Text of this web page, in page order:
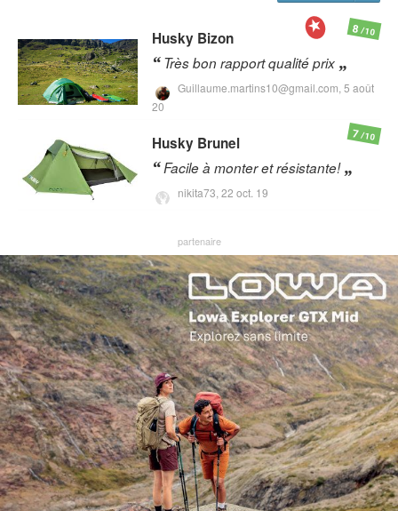
Husky Bizon
Très bon rapport qualité prix
Guillaume.martins10@gmail.com, 5 août
20
8/10
Husky Brunel
Facile à monter et résistante!
nikita73, 22 oct. 19
7/10